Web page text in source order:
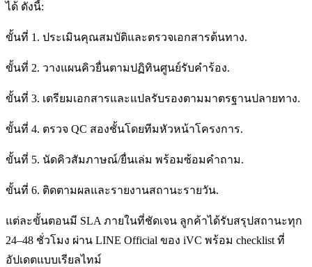
ได้ ดังนี้:
ขั้นที่ 1. ประเมินคุณสมบัติและตรวจเอกสารต้นทาง.
ขั้นที่ 2. วางแผนคิวยื่นตามปฏิทินศูนย์รับคำร้อง.
ขั้นที่ 3. เตรียมเอกสารและแปลรับรองตามมาตรฐานปลายทาง.
ขั้นที่ 4. ตรวจ QC สองชั้นโดยทีมหัวหน้าโครงการ.
ขั้นที่ 5. นัดคิวสัมภาษณ์/ยื่นเล่ม พร้อมซ้อมคำถาม.
ขั้นที่ 6. ติดตามผลและรายงานสถานะรายวัน.
แต่ละขั้นตอนมี SLA ภายในที่ชัดเจน ลูกค้าได้รับสรุปสถานะทุก
24–48 ชั่วโมง ผ่าน LINE Official ของ iVC พร้อม checklist ที่
อัปเดตแบบเรียลไทม์